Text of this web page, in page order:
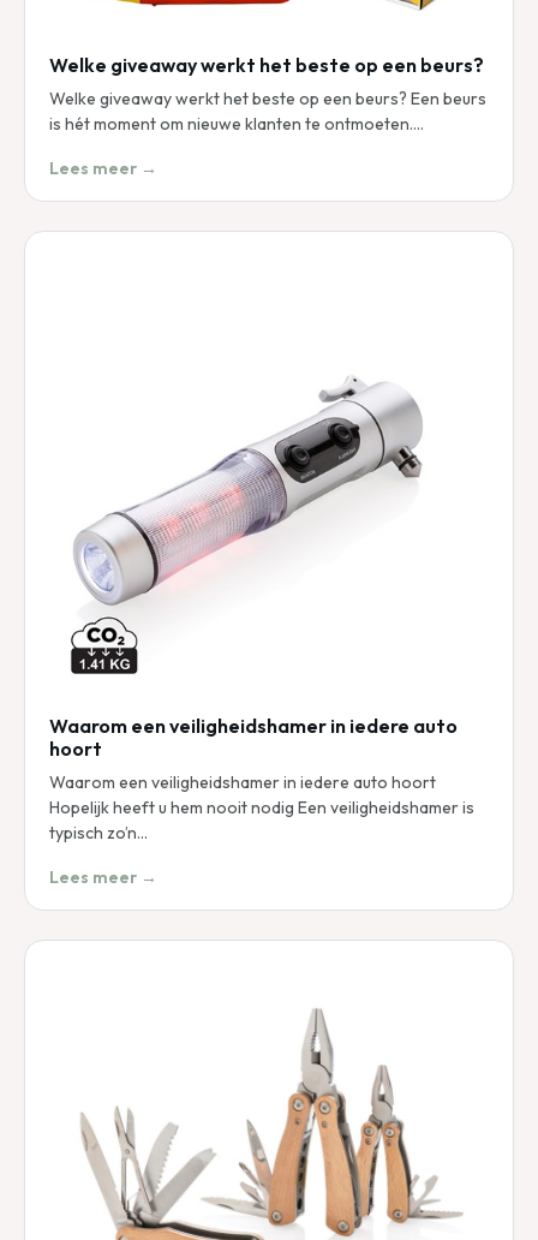
Welke giveaway werkt het beste op een beurs?
Welke giveaway werkt het beste op een beurs? Een beurs
is hét moment om nieuwe klanten te ontmoeten.…
Lees meer →
Waarom een veiligheidshamer in iedere auto
hoort
Waarom een veiligheidshamer in iedere auto hoort
Hopelijk heeft u hem nooit nodig Een veiligheidshamer is
typisch zo’n…
Lees meer →